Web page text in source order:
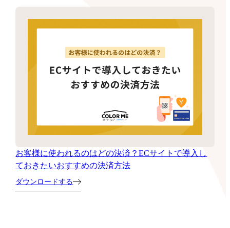
お客様に使われるのはどの決済？ECサイトで導入し
ておきたいおすすめの決済方法
ダウンロードする